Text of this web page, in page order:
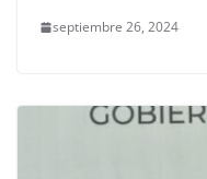
septiembre 26, 2024